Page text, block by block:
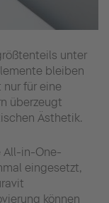
unter
bleiben
für eine
überzeugt
Ästhetik.
All-in-One-
eingesetzt,
können